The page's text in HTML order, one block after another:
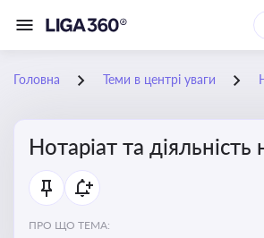
Головна Теми в центрі уваги
Нотаріат та діяльність
ПРО ЩО ТЕМА: